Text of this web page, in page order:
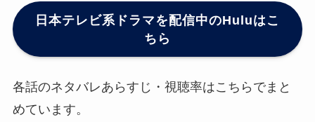
日本テレビ系ドラマを配信中のHuluはこ
ちら
各話のネタバレあらすじ・視聴率はこちらでまと
めています。